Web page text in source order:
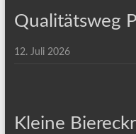
Qualitätsweg
12. Juli 2026
Kleine